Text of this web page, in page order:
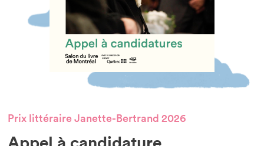
Prix littéraire Janette-Bertrand 2026